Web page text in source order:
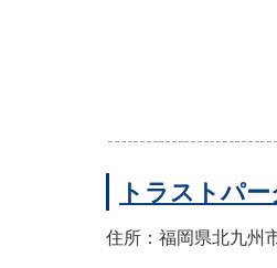
トラストパ
住所：福岡県北九州